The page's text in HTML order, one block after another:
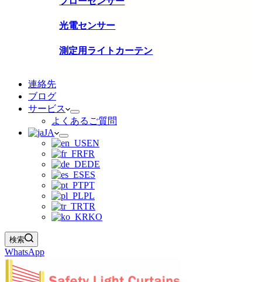
光電センサー
測定用ライトカーテン
連絡先
ブログ
サービス
よくあるご質問
JA
EN
FR
DE
ES
PT
PL
TR
KO
検索
WhatsApp